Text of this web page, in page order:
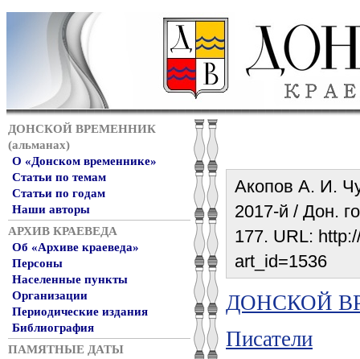
ДОНСКОЙ ВРЕМЕННИК
(альманах)
О «Донском временнике»
Статьи по темам
Статьи по годам
Наши авторы
АРХИВ КРАЕВЕДА
Об «Архиве краеведа»
Персоны
Населенные пункты
Организации
Периодические издания
Библиография
ПАМЯТНЫЕ ДАТЫ
Акопов А. И.
2017-й / Дон.
177. URL:
art_id=1536
ДОНСКОЙ
Писатели